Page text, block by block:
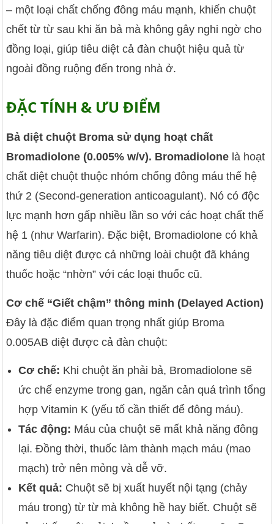
– một loại chất chống đông máu mạnh, khiến chuột
chết từ từ sau khi ăn bả mà không gây nghi ngờ cho
đồng loại, giúp tiêu diệt cả đàn chuột hiệu quả từ
ngoài đồng ruộng đến trong nhà ở.
ĐẶC TÍNH & ƯU ĐIỂM
Bả diệt chuột Broma sử dụng hoạt chất
Bromadiolone (0.005% w/v). Bromadiolone là hoạt
chất diệt chuột thuộc nhóm chống đông máu thế hệ
thứ 2 (Second-generation anticoagulant). Nó có độc
lực mạnh hơn gấp nhiều lần so với các hoạt chất thế
hệ 1 (như Warfarin). Đặc biệt, Bromadiolone có khả
năng tiêu diệt được cả những loài chuột đã kháng
thuốc hoặc “nhờn” với các loại thuốc cũ.
Cơ chế “Giết chậm” thông minh (Delayed Action)
Đây là đặc điểm quan trọng nhất giúp Broma
0.005AB diệt được cả đàn chuột:
Cơ chế: Khi chuột ăn phải bả, Bromadiolone sẽ
ức chế enzyme trong gan, ngăn cản quá trình tổng
hợp Vitamin K (yếu tố cần thiết để đông máu).
Tác động: Máu của chuột sẽ mất khả năng đông
lại. Đồng thời, thuốc làm thành mạch máu (mao
mạch) trở nên mỏng và dễ vỡ.
Kết quả: Chuột sẽ bị xuất huyết nội tạng (chảy
máu trong) từ từ mà không hề hay biết. Chuột sẽ